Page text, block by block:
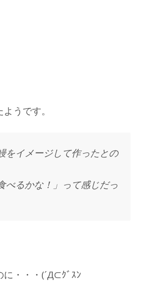
うです。
をイメージして作ったとの
べるかな！」って感じだっ
に・・・(´Д⊂ｸﾞｽﾝ